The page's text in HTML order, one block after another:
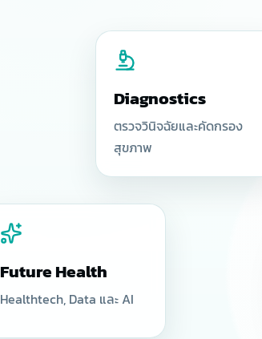
Diagnostics
ตรวจวินิจฉัยและคัดกรอง
สุขภาพ
Future Health
Healthtech, Data และ AI